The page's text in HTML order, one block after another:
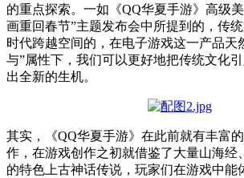
的重点探索。一如《QQ华夏手游》高级
画重回春节”主题发布会中所提到的，传
时代跨越空间的，在电子游戏这一产品天
与”属性下，我们可以更好地把传统文化
出全新的生机。
其实，《QQ华夏手游》在此前就有丰富
作，在游戏创作之初就借鉴了大量山海经
的特色上古神话传说，玩家们在游戏中能